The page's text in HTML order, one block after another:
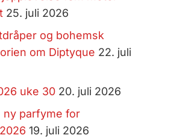
25. juli 2026
og bohemsk
om Diptyque 22. juli
uke 30 20. juli 2026
ny parfyme for
19. juli 2026